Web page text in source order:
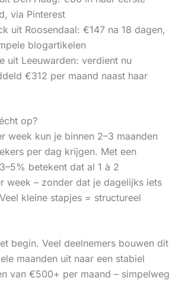
via Pinterest
uit Roosendaal: €147 na 18 dagen,
blogartikelen
uit Leeuwarden: verdient nu
€312 per maand naast haar
op?
week kun je binnen 2–3 maanden
per dag krijgen. Met een
betekent dat al 1 à 2
week – zonder dat je dagelijks iets
kleine stapjes = structureel
begin. Veel deelnemers bouwen dit
maanden uit naar een stabiel
van €500+ per maand – simpelweg